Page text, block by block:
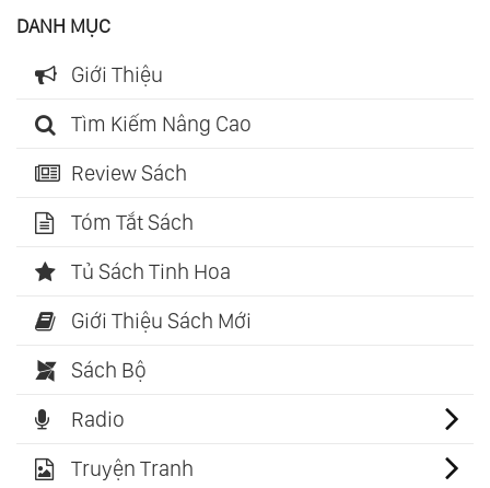
DANH MỤC
Giới Thiệu
Tìm Kiếm Nâng Cao
Review Sách
Tóm Tắt Sách
Tủ Sách Tinh Hoa
Giới Thiệu Sách Mới
Sách Bộ
Radio
Truyện Tranh